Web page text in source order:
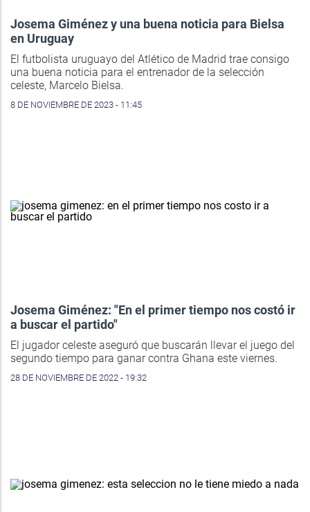
Josema Giménez y una buena noticia para Bielsa
en Uruguay
El futbolista uruguayo del Atlético de Madrid trae consigo
una buena noticia para el entrenador de la selección
celeste, Marcelo Bielsa.
8 DE NOVIEMBRE DE 2023 - 11:45
Josema Giménez: "En el primer tiempo nos costó ir
a buscar el partido"
El jugador celeste aseguró que buscarán llevar el juego del
segundo tiempo para ganar contra Ghana este viernes.
28 DE NOVIEMBRE DE 2022 - 19:32